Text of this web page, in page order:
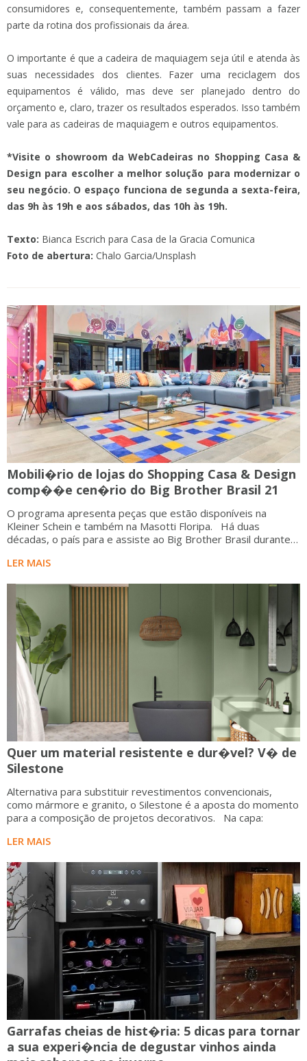
consumidores e, consequentemente, também passam a fazer
parte da rotina dos profissionais da área.
O importante é que a cadeira de maquiagem seja útil e atenda às
suas necessidades dos clientes. Fazer uma reciclagem dos
equipamentos é válido, mas deve ser planejado dentro do
orçamento e, claro, trazer os resultados esperados. Isso também
vale para as cadeiras de maquiagem e outros equipamentos.
*Visite o showroom da WebCadeiras no Shopping Casa &
Design para escolher a melhor solução para modernizar o
seu negócio. O espaço funciona de segunda a sexta-feira,
das 9h às 19h e aos sábados, das 10h às 19h.
Texto: Bianca Escrich para Casa de la Gracia Comunica
Foto de abertura: Chalo Garcia/Unsplash
Mobili�rio de lojas do Shopping Casa & Design
comp��e cen�rio do Big Brother Brasil 21
O programa apresenta peças que estão disponíveis na
Kleiner Schein e também na Masotti Floripa. Há duas
décadas, o país para e assiste ao Big Brother Brasil durante o
LER MAIS
Quer um material resistente e dur�vel? V� de
Silestone
Alternativa para substituir revestimentos convencionais,
como mármore e granito, o Silestone é a aposta do momento
para a composição de projetos decorativos. Na capa:
LER MAIS
Garrafas cheias de hist�ria: 5 dicas para tornar
a sua experi�ncia de degustar vinhos ainda